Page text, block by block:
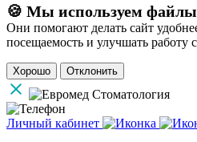
🍪 Мы используем
Они помогают делать сайт
посещаемость и улучшать работу
Хорошо Отклонить
Личный кабинет